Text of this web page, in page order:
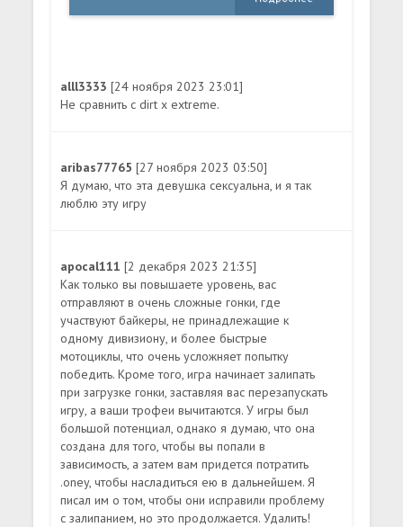
alll3333[24 ноября 2023 23:01]
Не сравнить с dirt x extreme.
aribas77765[27 ноября 2023 03:50]
Я думаю, что эта девушка сексуальна, и я так
люблю эту игру
apocal111[2 декабря 2023 21:35]
Как только вы повышаете уровень, вас
отправляют в очень сложные гонки, где
участвуют байкеры, не принадлежащие к
одному дивизиону, и более быстрые
мотоциклы, что очень усложняет попытку
победить. Кроме того, игра начинает залипать
при загрузке гонки, заставляя вас перезапускать
игру, а ваши трофеи вычитаются. У игры был
большой потенциал, однако я думаю, что она
создана для того, чтобы вы попали в
зависимость, а затем вам придется потратить
.oney, чтобы насладиться ею в дальнейшем. Я
писал им о том, чтобы они исправили проблему
с залипанием, но это продолжается. Удалить!